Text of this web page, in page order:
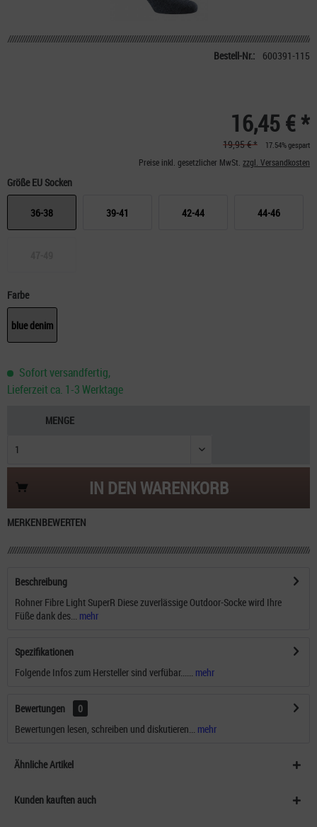
Bestell-Nr.: 600391-115
16,45 € *
19,95 € * 17.54% gespart
Preise inkl. gesetzlicher MwSt. zzgl. Versandkosten
Größe EU Socken
36-38 39-41 42-44 44-46
Farbe
blue denim
Sofort versandfertig,
Lieferzeit ca. 1-3 Werktage
MENGE
IN DENWARENKORB
MERKENBEWERTEN
Beschreibung
Rohner Fibre Light SuperR Diese zuverlässige Outdoor-Socke wird Ihre
Füße dank des...
mehr
Spezifikationen
Folgende Infos zum Hersteller sind verfübar...... mehr
Bewertungen
0
Bewertungen lesen, schreiben und diskutieren...
mehr
Ähnliche Artikel
Kunden kauften auch